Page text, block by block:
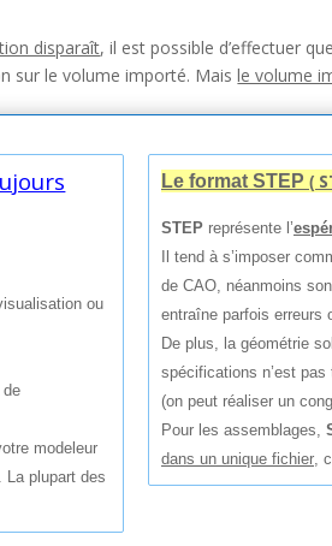
disparaît, il est possible d’effectuer
sur le volume importé. Maisle volume
ou
de
modeleur
La plupart des
Le format STEP ( S
STEP représente l’
Il tend à s’imposer
de CAO, néanmoins
entraîne parfois erreurs
De plus, la géométrie
spécifications n’est
(on peut réaliser un
Pour les assemblages,
dans un unique fichier ,